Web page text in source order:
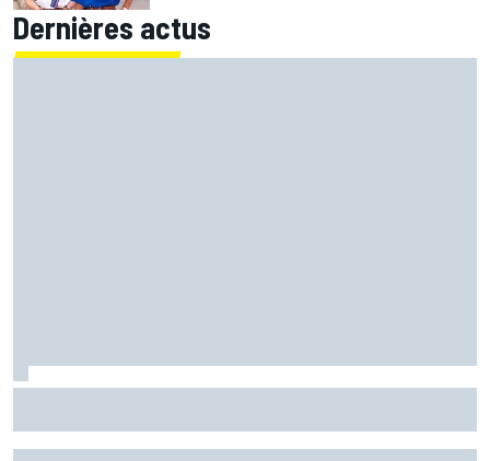
Dernières actus